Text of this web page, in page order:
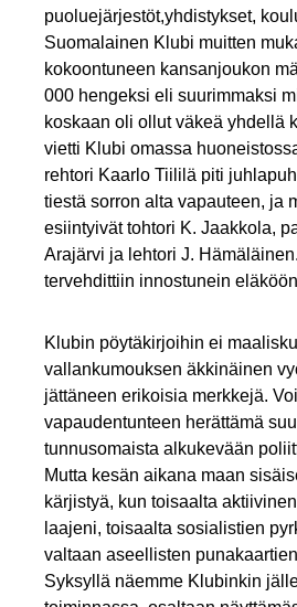
puoluejärjestöt,yhdistykset,
Suomalainen Klubi muitten
kokoontuneen kansanjoukon
000 hengeksi eli suurimmaksi
koskaan oli ollut väkeä yhdellä
vietti Klubi omassa
rehtori Kaarlo Tiililä piti
tiestä sorron alta vapauteen, ja
esiintyivät tohtori K. Jaakkola,
Arajärvi ja lehtori J.
tervehdittiin innostunein
Klubin pöytäkirjoihin ei
vallankumouksen äkkinäinen
jättäneen erikoisia merkkejä.
vapaudentunteen herättämä
tunnusomaista alkukevään
Mutta kesän aikana maan
kärjistyä, kun toisaalta
laajeni, toisaalta sosialistien
valtaan aseellisten
Syksyllä näemme Klubinkin